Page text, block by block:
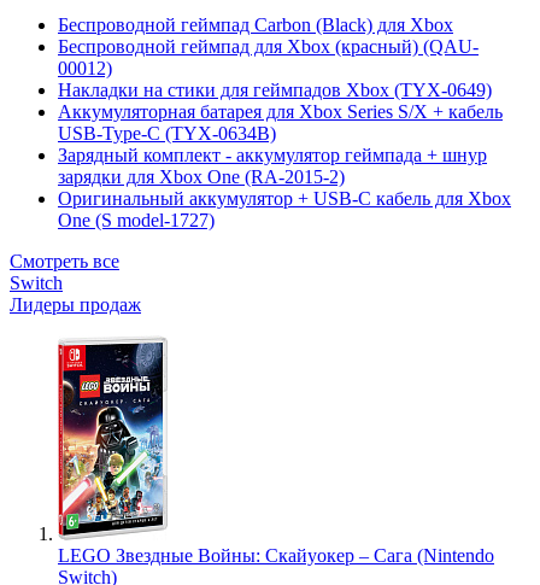
Беспроводной геймпад Carbon (Black) для Xbox
Беспроводной геймпад для Xbox (красный) (QAU-
00012)
Накладки на стики для геймпадов Xbox (TYX-0649)
Аккумуляторная батарея для Xbox Series S/X + кабель
USB-Type-C (TYX-0634B)
Зарядный комплект - аккумулятор геймпада + шнур
зарядки для Xbox One (RA-2015-2)
Оригинальный аккумулятор + USB-C кабель для Xbox
One (S model-1727)
Смотреть все
Switch
Лидеры продаж
LEGO Звездные Войны: Скайуокер – Сага (Nintendo
Switch)